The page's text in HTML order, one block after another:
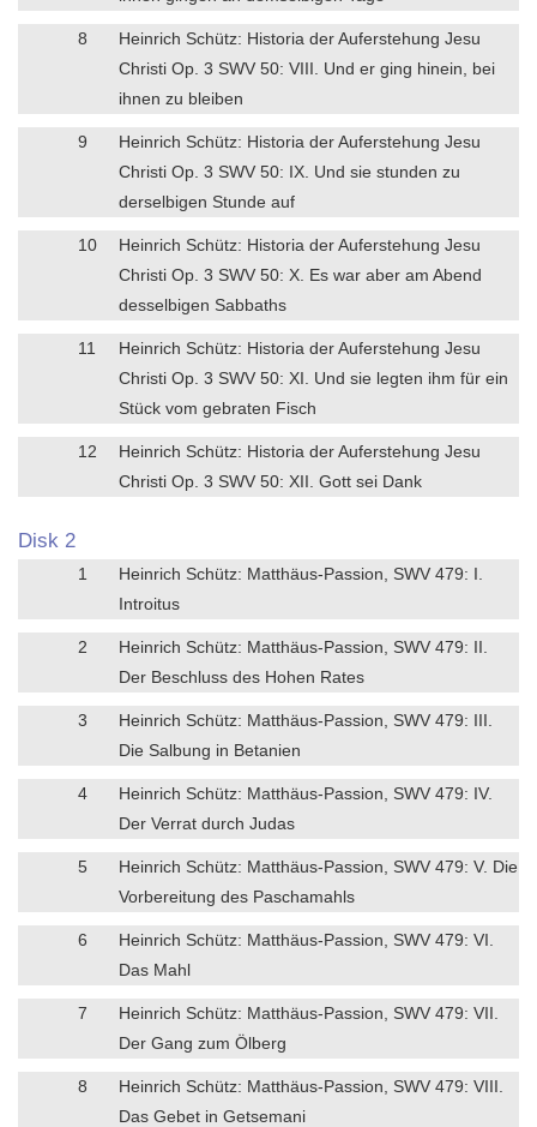
8
Heinrich Schütz: Historia der Auferstehung Jesu
Christi Op. 3 SWV 50: VIII. Und er ging hinein, bei
ihnen zu bleiben
9
Heinrich Schütz: Historia der Auferstehung Jesu
Christi Op. 3 SWV 50: IX. Und sie stunden zu
derselbigen Stunde auf
10
Heinrich Schütz: Historia der Auferstehung Jesu
Christi Op. 3 SWV 50: X. Es war aber am Abend
desselbigen Sabbaths
11
Heinrich Schütz: Historia der Auferstehung Jesu
Christi Op. 3 SWV 50: XI. Und sie legten ihm für ein
Stück vom gebraten Fisch
12
Heinrich Schütz: Historia der Auferstehung Jesu
Christi Op. 3 SWV 50: XII. Gott sei Dank
Disk 2
1
Heinrich Schütz: Matthäus-Passion, SWV 479: I.
Introitus
2
Heinrich Schütz: Matthäus-Passion, SWV 479: II.
Der Beschluss des Hohen Rates
3
Heinrich Schütz: Matthäus-Passion, SWV 479: III.
Die Salbung in Betanien
4
Heinrich Schütz: Matthäus-Passion, SWV 479: IV.
Der Verrat durch Judas
5
Heinrich Schütz: Matthäus-Passion, SWV 479: V. Die
Vorbereitung des Paschamahls
6
Heinrich Schütz: Matthäus-Passion, SWV 479: VI.
Das Mahl
7
Heinrich Schütz: Matthäus-Passion, SWV 479: VII.
Der Gang zum Ölberg
8
Heinrich Schütz: Matthäus-Passion, SWV 479: VIII.
Das Gebet in Getsemani